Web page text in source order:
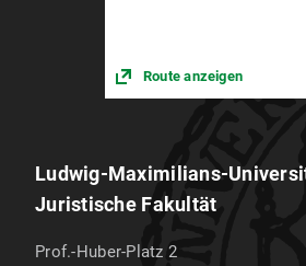
Route anzeigen
Ludwig-Maximilians-
Juristische Fakultät
Prof.-Huber-Platz 2